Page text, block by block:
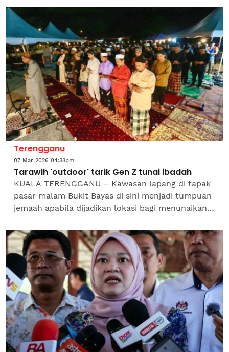
satu trend...
Terengganu
07 Mar 2026 04:33pm
Tarawih 'outdoor' tarik Gen Z tunai ibadah
​KUALA TERENGGANU – Kawasan lapang di tapak
pasar malam Bukit Bayas di sini menjadi tumpuan
jemaah apabila dijadikan lokasi bagi menunaikan
langit.Pendekatan...